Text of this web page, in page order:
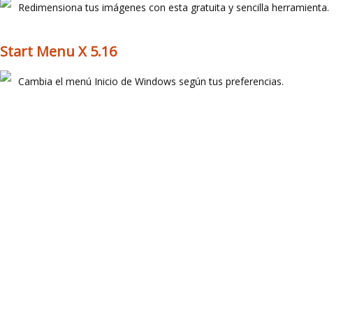
Redimensiona tus imágenes con esta gratuita y sencilla herramienta.
Start Menu X 5.16
Cambia el menú Inicio de Windows según tus preferencias.